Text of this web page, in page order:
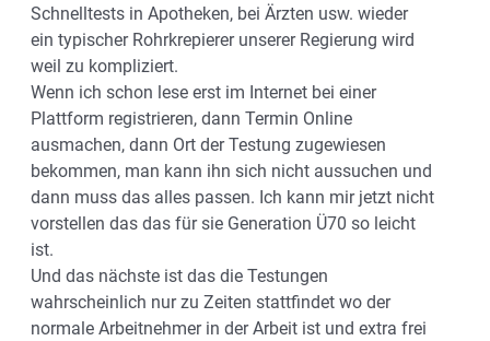
Schnelltests in Apotheken, bei Ärzten usw. wieder
ein typischer Rohrkrepierer unserer Regierung wird
weil zu kompliziert.
Wenn ich schon lese erst im Internet bei einer
Plattform registrieren, dann Termin Online
ausmachen, dann Ort der Testung zugewiesen
bekommen, man kann ihn sich nicht aussuchen und
dann muss das alles passen. Ich kann mir jetzt nicht
vorstellen das das für sie Generation Ü70 so leicht
ist.
Und das nächste ist das die Testungen
wahrscheinlich nur zu Zeiten stattfindet wo der
normale Arbeitnehmer in der Arbeit ist und extra frei